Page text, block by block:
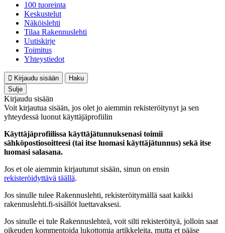
100 tuoreinta
Keskustelut
Näköislehti
Tilaa Rakennuslehti
Uutiskirje
Toimitus
Yhteystiedot
Kirjaudu sisään
Haku
Sulje
Kirjaudu sisään
Voit kirjautua sisään, jos olet jo aiemmin rekisteröitynyt ja sen
yhteydessä luonut käyttäjäprofiilin
Käyttäjäprofiilissa käyttäjätunnuksenasi toimii
sähköpostiosoitteesi (tai itse luomasi käyttäjätunnus) sekä itse
luomasi salasana.
Jos et ole aiemmin kirjautunut sisään, sinun on ensin
rekisteröidyttävä täällä.
Jos sinulle tulee Rakennuslehti, rekisteröitymällä saat kaikki
rakennuslehti.fi-sisällöt luettavaksesi.
Jos sinulle ei tule Rakennuslehteä, voit silti rekisteröityä, jolloin saat
oikeuden kommentoida lukottomia artikkeleita, mutta et pääse